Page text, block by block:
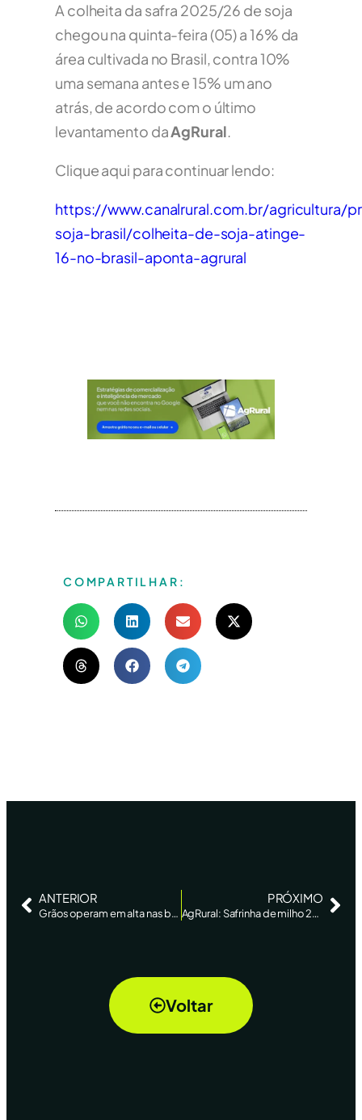
A colheita da safra 2025/26 de soja
chegou na quinta-feira (05) a 16% da
área cultivada no Brasil, contra 10%
uma semana antes e 15% um ano
atrás, de acordo com o último
levantamento daAgRural.
Clique aqui para continuar lendo:
https://www.canalrural.com.br/agricultura/
soja-brasil/colheita-de-soja-atinge-
16-no-brasil-aponta-agrural
COMPARTILHAR:
ANTERIOR
Grãos operam em alta nas bolsas internacionais
PRÓXIMO
AgRural: Safrinha de milho 2026 está 31% plantada no Centro-Sul do país
Voltar